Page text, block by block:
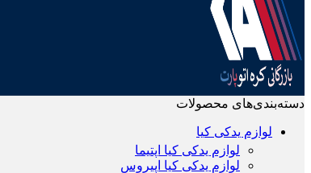
دسته‌بندی‌های محصولات
لوازم یدکی کیا
لوازم یدکی کیا اپتیما
لوازم یدکی کیا اپیروس